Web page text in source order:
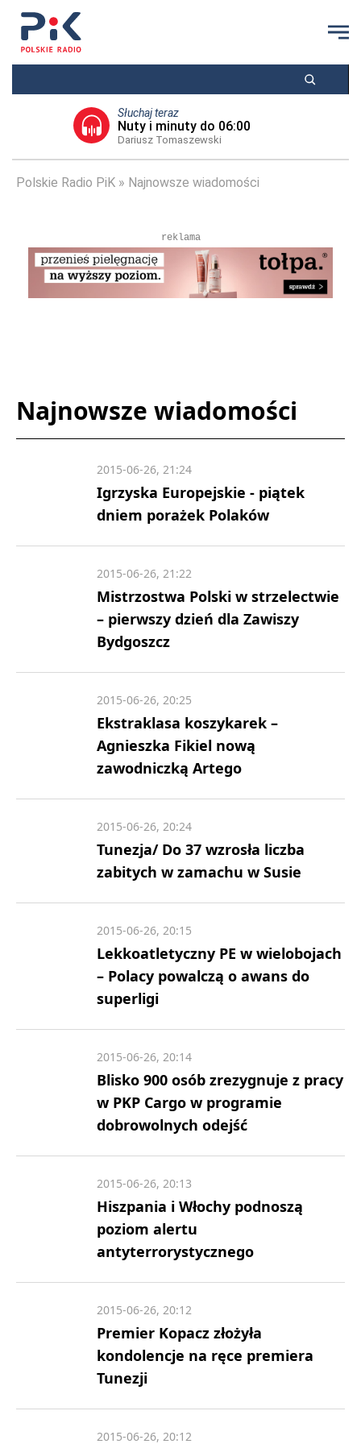
Słuchaj teraz
Nuty i minuty do 06:00
Dariusz Tomaszewski
Polskie Radio PiK Najnowsze wiadomości
reklama
Najnowsze wiadomości
Igrzyska Europejskie - piątek
dniem porażek Polaków
2015-06-26, 21:24
Mistrzostwa Polski w strzelectwie
– pierwszy dzień dla Zawiszy
Bydgoszcz
2015-06-26, 21:22
Ekstraklasa koszykarek –
Agnieszka Fikiel nową
zawodniczką Artego
2015-06-26, 20:25
Tunezja/ Do 37 wzrosła liczba
zabitych w zamachu w Susie
2015-06-26, 20:24
Lekkoatletyczny PE w wielobojach
– Polacy powalczą o awans do
superligi
2015-06-26, 20:15
Blisko 900 osób zrezygnuje z pracy
w PKP Cargo w programie
dobrowolnych odejść
2015-06-26, 20:14
Hiszpania i Włochy podnoszą
poziom alertu
antyterrorystycznego
2015-06-26, 20:13
Premier Kopacz złożyła
kondolencje na ręce premiera
Tunezji
2015-06-26, 20:12
2015-06-26, 20:12